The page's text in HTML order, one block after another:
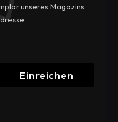
unseres Magazins
Einreichen